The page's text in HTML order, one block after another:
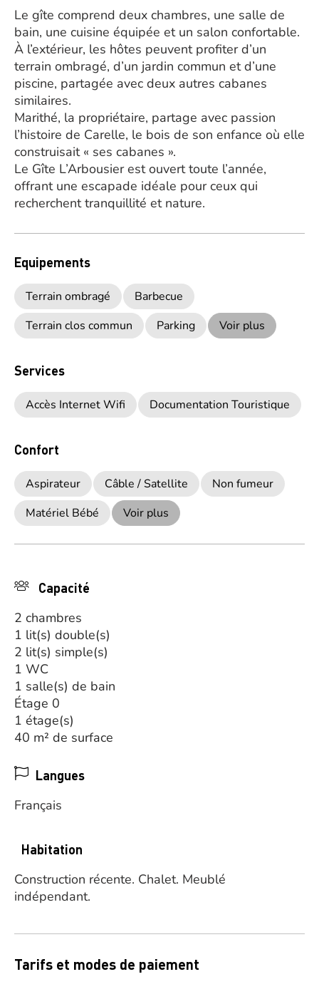
Le gîte comprend deux chambres, une salle de
bain, une cuisine équipée et un salon confortable.
À l’extérieur, les hôtes peuvent profiter d’un
terrain ombragé, d’un jardin commun et d’une
piscine, partagée avec deux autres cabanes
similaires.
Marithé, la propriétaire, partage avec passion
l’histoire de Carelle, le bois de son enfance où elle
construisait « ses cabanes ».
Le Gîte L’Arbousier est ouvert toute l’année,
offrant une escapade idéale pour ceux qui
recherchent tranquillité et nature.
Equipements
Terrain ombragé
Barbecue
Terrain clos commun
Parking Voir plus
Services
Accès Internet Wifi Documentation Touristique
Confort
Aspirateur Câble / Satellite
Non fumeur
Matériel Bébé
Voir plus
Capacité
2 chambres
1 lit(s) double(s)
2 lit(s) simple(s)
1 WC
1 salle(s) de bain
Étage 0
1 étage(s)
40 m² de surface
Langues
Français
Habitation
Construction récente. Chalet. Meublé
indépendant.
Tarifs et modes de paiement